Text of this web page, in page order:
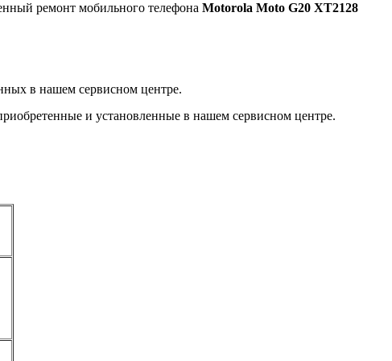
ремонт мобильного телефона Motorola Moto G20 XT2128
в нашем сервисном центре.
и установленные в нашем сервисном центре.